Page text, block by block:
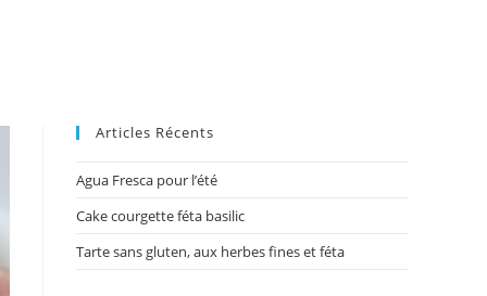
Articles Récents
Agua Fresca pour l’été
Cake courgette féta basilic
Tarte sans gluten, aux herbes fines et féta